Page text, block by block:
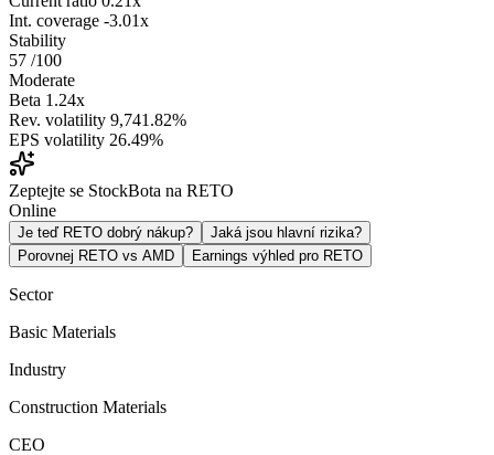
Int. coverage -3.01x
Stability
57 /100
Moderate
Beta 1.24x
Rev. volatility 9,741.82%
EPS volatility 26.49%
Zeptejte se StockBota na RETO
Online
Je teď RETO dobrý nákup?
Jaká jsou hlavní rizika?
Porovnej RETO vs AMD
Earnings výhled pro RETO
Sector
Basic Materials
Industry
Construction Materials
CEO